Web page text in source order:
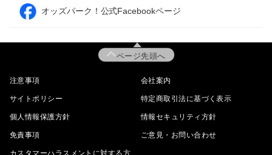
オッズパーク！公式Facebookページ
ページ先頭へ
注意事項 会社案内
サイトポリシー 特定商取引法に基づく表示
個人情報保護方針 情報セキュリティ方針
免責事項 ご意見・お問い合わせ
カスタマーハラスメントに対する方